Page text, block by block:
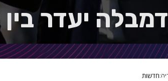
דמבלה יעדר בין 3 ל-4 חודשים
חדשות